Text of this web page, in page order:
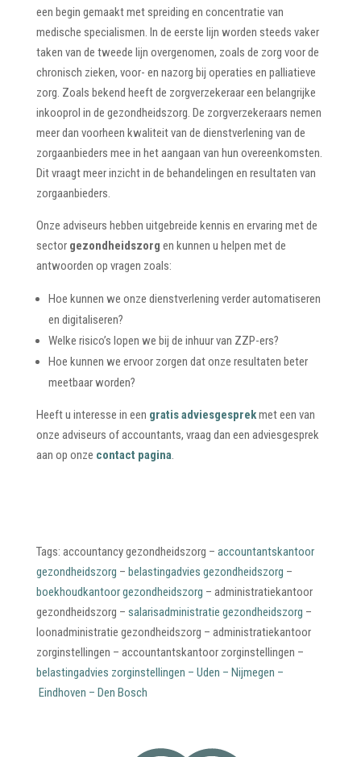
een begin gemaakt met spreiding en concentratie van
medische specialismen. In de eerste lijn worden steeds vaker
taken van de tweede lijn overgenomen, zoals de zorg voor de
chronisch zieken, voor- en nazorg bij operaties en palliatieve
zorg. Zoals bekend heeft de zorgverzekeraar een belangrijke
inkooprol in de gezondheidszorg. De zorgverzekeraars nemen
meer dan voorheen kwaliteit van de dienstverlening van de
zorgaanbieders mee in het aangaan van hun overeenkomsten.
Dit vraagt meer inzicht in de behandelingen en resultaten van
zorgaanbieders.
Onze adviseurs hebben uitgebreide kennis en ervaring met de
sector gezondheidszorg en kunnen u helpen met de
antwoorden op vragen zoals:
Hoe kunnen we onze dienstverlening verder automatiseren
en digitaliseren?
Welke risico’s lopen we bij de inhuur van ZZP-ers?
Hoe kunnen we ervoor zorgen dat onze resultaten beter
meetbaar worden?
Heeft u interesse in een gratis adviesgesprekmet een van
onze adviseurs of accountants, vraag dan een adviesgesprek
aan op onze contact pagina.
Tags: accountancy gezondheidszorg – accountantskantoor
gezondheidszorg – belastingadvies gezondheidszorg –
boekhoudkantoor gezondheidszorg – administratiekantoor
gezondheidszorg – salarisadministratie gezondheidszorg –
loonadministratie gezondheidszorg – administratiekantoor
zorginstellingen – accountantskantoor zorginstellingen –
belastingadvies zorginstellingen – Uden – Nijmegen –
Eindhoven – Den Bosch